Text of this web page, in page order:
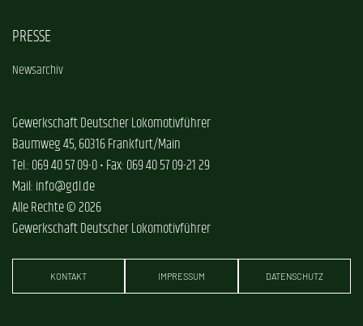
PRESSE
Newsarchiv
Gewerkschaft Deutscher Lokomotivführer
Baumweg 45, 60316 Frankfurt/Main
Tel.: 069 40 57 09-0 • Fax: 069 40 57 09-21 29
Mail: info@gdl.de
Alle Rechte © 2026
Gewerkschaft Deutscher Lokomotivführer
KONTAKT IMPRESSUM DATENSCHUTZ